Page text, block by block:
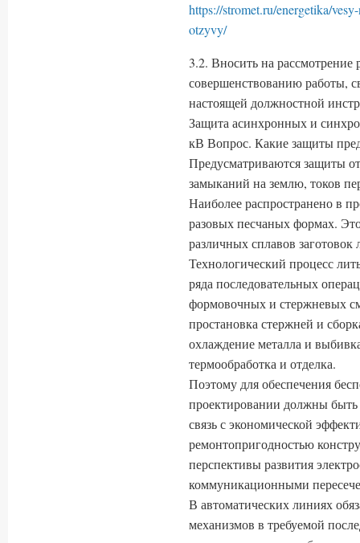
https://stromet.ru/energetika/
otzyvy/
3.2. Вносить на рассмотрение
совершенствованию работы,
настоящей должностной
Защита асинхронных и
кВ Вопрос. Какие защиты
Предусматриваются защиты
замыканий на землю, токов
Наиболее распространено в
разовых песчаных формах.
различных сплавов
Технологический процесс
ряда последовательных
формовочных и стержневых
простановка стержней и
охлаждение металла и
термообработка и отделка.
Поэтому для обеспечения
проектировании должны
связь с экономической
ремонтопригодностью
перспективы развития
коммуникационными
В автоматических линиях
механизмов в требуемой